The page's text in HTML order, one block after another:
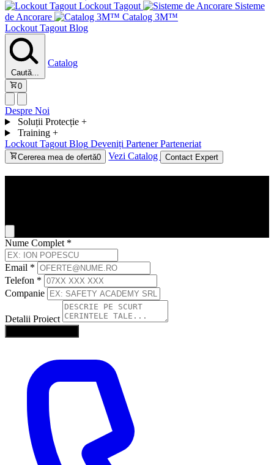
Lockout Tagout
Sisteme
de Ancorare
Catalog 3M™
Lockout Tagout Blog
Caută...
Catalog
0
Despre Noi
Soluții Protecție +
Training +
Lockout Tagout Blog Deveniți Partener Parteneriat
Cererea mea de ofertă0 Vezi Catalog Contact Expert
Nume Complet *
Email *
Telefon *
Companie
Detalii Proiect